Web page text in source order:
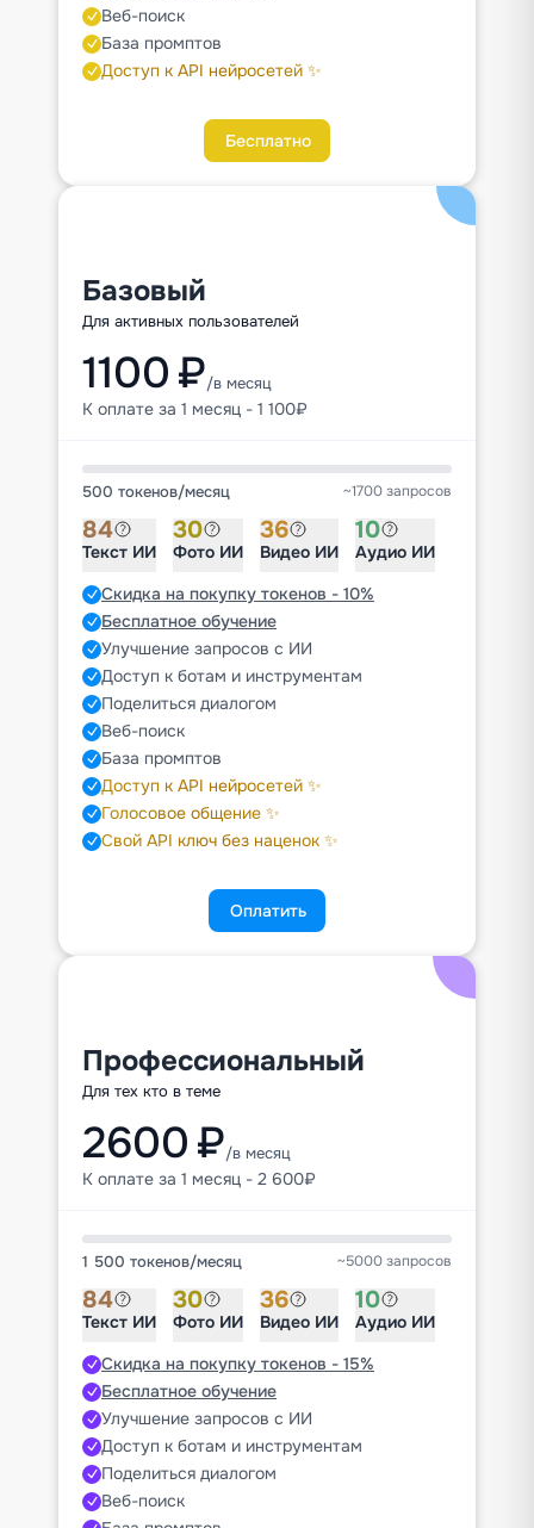
Веб-поиск
База промптов
Доступ к API нейросетей ✨
Бесплатно
Базовый
Для активных пользователей
1100 ₽/в месяц
К оплате за 1 месяц - 1 100₽
500 токенов/месяц ~1700 запросов
84
Текст ИИ
30
Фото ИИ
36
Видео ИИ
10
Аудио ИИ
Скидка на покупку токенов - 10%
Бесплатное обучение
Улучшение запросов с ИИ
Доступ к ботам и инструментам
Поделиться диалогом
Веб-поиск
База промптов
Доступ к API нейросетей ✨
Голосовое общение ✨
Свой API ключ без наценок ✨
Оплатить
Профессиональный
Для тех кто в теме
2600 ₽/в месяц
К оплате за 1 месяц - 2 600₽
1 500 токенов/месяц ~5000 запросов
84
Текст ИИ
30
Фото ИИ
36
Видео ИИ
10
Аудио ИИ
Скидка на покупку токенов - 15%
Бесплатное обучение
Улучшение запросов с ИИ
Доступ к ботам и инструментам
Поделиться диалогом
Веб-поиск